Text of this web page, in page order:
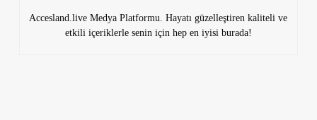
Accesland.live Medya Platformu. Hayatı güzelleştiren kaliteli ve
etkili içeriklerle senin için hep en iyisi burada!